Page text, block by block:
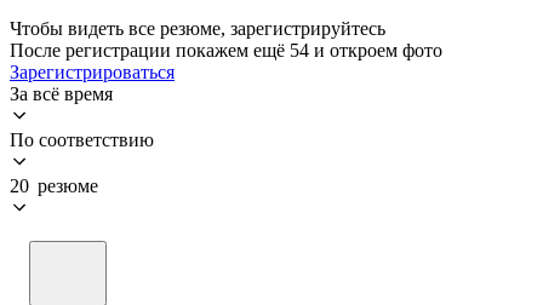
Чтобы видеть все резюме, зарегистрируйтесь
После регистрации покажем ещё 54 и откроем фото
Зарегистрироваться
За всё время
По соответствию
20 резюме